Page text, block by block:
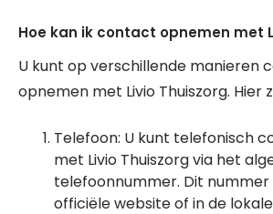
Hoe kan ik contact opnemen met
U kunt op verschillende manieren
opnemen met Livio Thuiszorg. Hier
Telefoon: U kunt telefonisch
met Livio Thuiszorg via het
telefoonnummer. Dit nummer
officiële website of in de